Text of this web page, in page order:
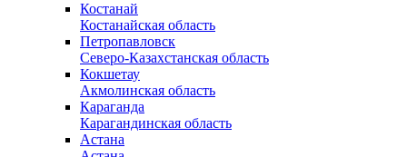
Костанай
Костанайская область
Петропавловск
Северо-Казахстанская область
Кокшетау
Акмолинская область
Караганда
Карагандинская область
Астана